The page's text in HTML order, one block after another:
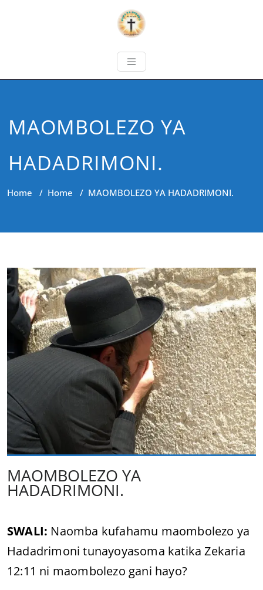
MAOMBOLEZO YA
HADADRIMONI.
Home / Home / MAOMBOLEZO YA HADADRIMONI.
MAOMBOLEZO YA
HADADRIMONI.
SWALI: Naomba kufahamu maombolezo ya
Hadadrimoni tunayoyasoma katika Zekaria
12:11 ni maombolezo gani hayo?